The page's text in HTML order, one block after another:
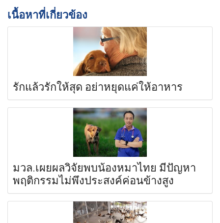
เนื้อหาที่เกี่ยวข้อง
รักแล้วรักให้สุด อย่าหยุดแค่ให้อาหาร
มวล.เผยผลวิจัยพบน้องหมาไทย มีปัญหา
พฤติกรรมไม่พึงประสงค์ค่อนข้างสูง